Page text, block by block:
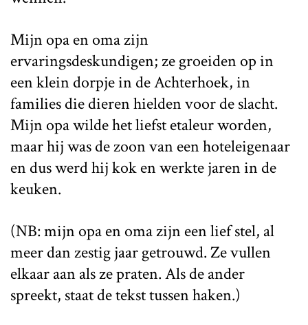
Mijn opa en oma zijn
ervaringsdeskundigen; ze groeiden op in
een klein dorpje in de Achterhoek, in
families die dieren hielden voor de slacht.
Mijn opa wilde het liefst etaleur worden,
maar hij was de zoon van een hoteleigenaar
en dus werd hij kok en werkte jaren in de
keuken.
(NB: mijn opa en oma zijn een lief stel, al
meer dan zestig jaar getrouwd. Ze vullen
elkaar aan als ze praten. Als de ander
spreekt, staat de tekst tussen haken.)